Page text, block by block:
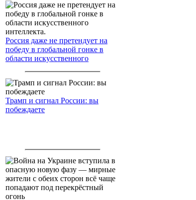
Россия даже не претендует на
победу в глобальной гонке в
области искусственного
Трамп и сигнал России: вы
побеждаете